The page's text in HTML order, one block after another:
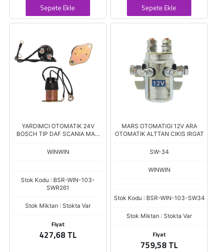
Sepete Ekle Sepete Ekle
YARDIMCI OTOMATIK 24V
BOSCH TIP DAF SCANIA MAN
ZM.291
WINWIN
Stok Kodu : BSR-WIN-103-
SWR261
Stok Miktarı : Stokta Var
Fiyat
427,68 TL
MARS OTOMATIGI 12V ARA
OTOMATIK ALTTAN CIKIS IRGAT
SW-34
WINWIN
Stok Kodu : BSR-WIN-103-SW34
Stok Miktarı : Stokta Var
Fiyat
759,58 TL